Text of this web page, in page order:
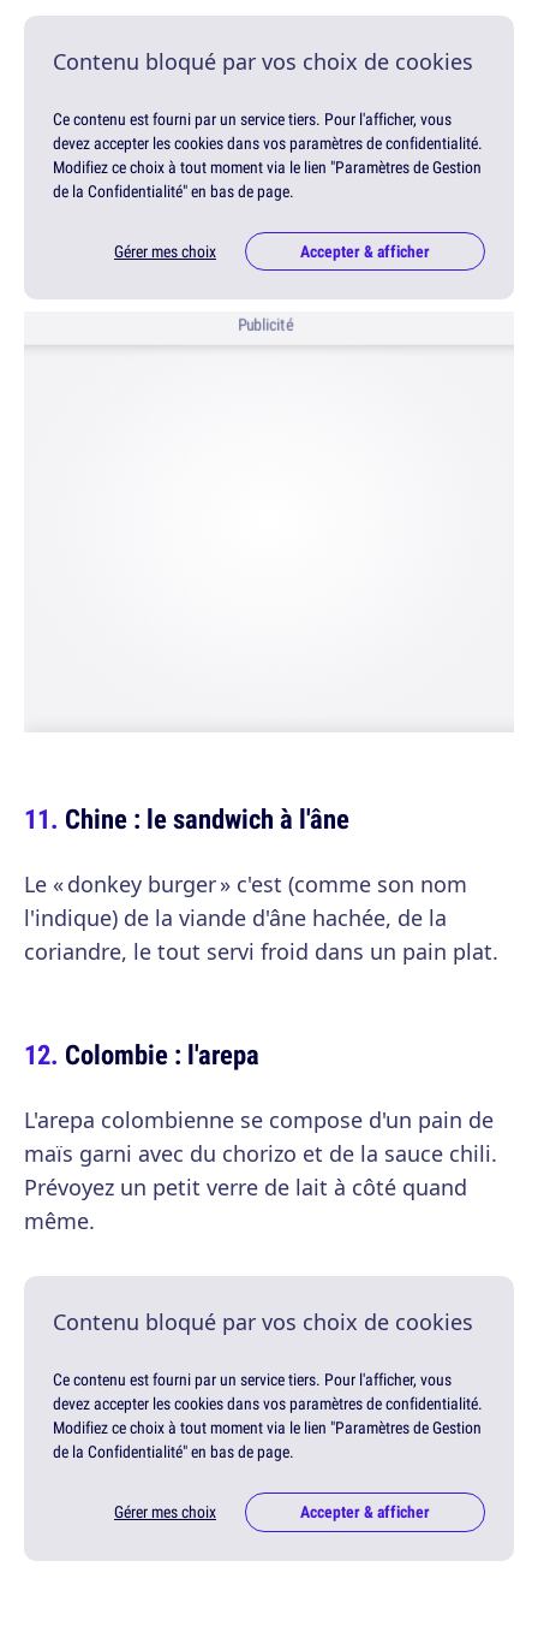
Contenu bloqué par vos choix de cookies
Ce contenu est fourni par un service tiers. Pour l'afficher, vous
devez accepter les cookies dans vos paramètres de confidentialité.
Modifiez ce choix à tout moment via le lien "Paramètres de Gestion
de la Confidentialité" en bas de page.
Gérer mes choix Accepter & afficher
Publicité
Chine : le sandwich à l'âne
Le « donkey burger » c'est (comme son nom
l'indique) de la viande d'âne hachée, de la
coriandre, le tout servi froid dans un pain plat.
Colombie : l'arepa
L'arepa colombienne se compose d'un pain de
maïs garni avec du chorizo et de la sauce chili.
Prévoyez un petit verre de lait à côté quand
même.
Contenu bloqué par vos choix de cookies
Ce contenu est fourni par un service tiers. Pour l'afficher, vous
devez accepter les cookies dans vos paramètres de confidentialité.
Modifiez ce choix à tout moment via le lien "Paramètres de Gestion
de la Confidentialité" en bas de page.
Gérer mes choix Accepter & afficher